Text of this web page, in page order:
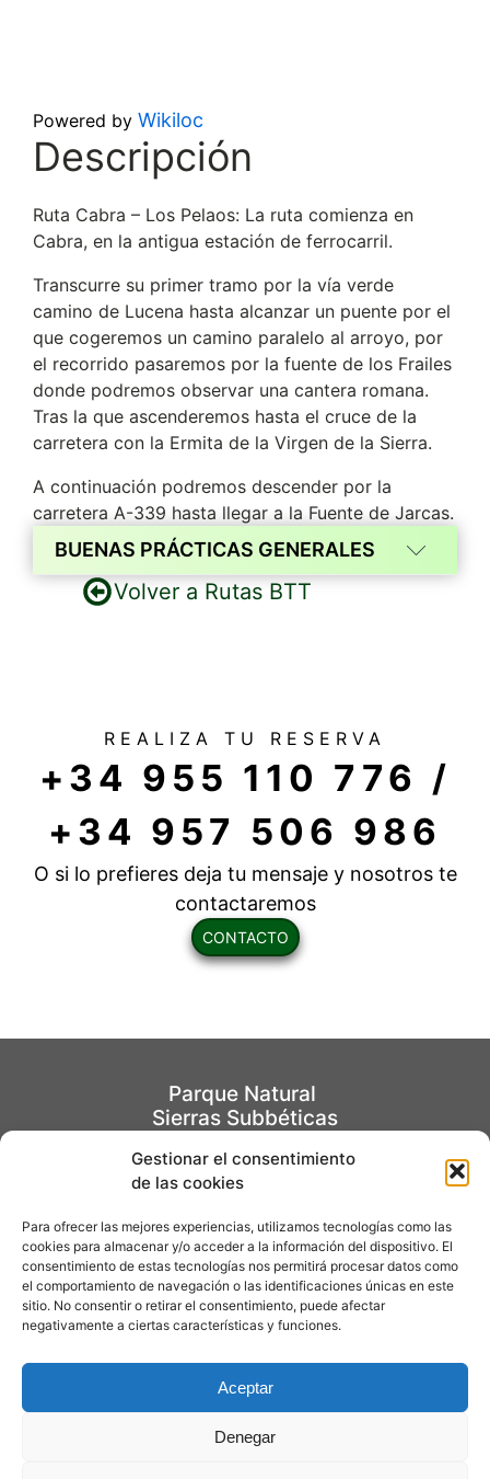
Gestionar el consentimiento
de las cookies
Para ofrecer las mejores experiencias, utilizamos tecnologías como las
cookies para almacenar y/o acceder a la información del dispositivo. El
consentimiento de estas tecnologías nos permitirá procesar datos como
el comportamiento de navegación o las identificaciones únicas en este
sitio. No consentir o retirar el consentimiento, puede afectar
negativamente a ciertas características y funciones.
Aceptar
Denegar
Powered by Wikiloc
Descripción
Ruta Cabra – Los Pelaos: La ruta comienza en
Cabra, en la antigua estación de ferrocarril.
Transcurre su primer tramo por la vía verde
camino de Lucena hasta alcanzar un puente por el
que cogeremos un camino paralelo al arroyo, por
el recorrido pasaremos por la fuente de los Frailes
donde podremos observar una cantera romana.
Tras la que ascenderemos hasta el cruce de la
carretera con la Ermita de la Virgen de la Sierra.
A continuación podremos descender por la
carretera A-339 hasta llegar a la Fuente de Jarcas.
BUENAS PRÁCTICAS GENERALES
Evitemos los incendios. Prohibido arrojar
empresas locales.
Respeta a los vecinos del lugar y otros
visitantes. Respeta los bienes y
propiedades privadas.
Utiliza medios de transportes sostenibles y
haz del transporte público
Evita la contaminación acústica.
Respetemos el silencio durante nuestra
Muéstrate colaborativo y facilita la visita a
En tu partida, mantén el entorno como lo
encontraste al llegar. Disfruta de manera
responsable y conviértete en un verdadero
ecoturista.
privadas a lo largo del recorrido.
Recuerda consultar las condiciones
meteorológico antes de organizar tu
actividad.
recorrido y hora de regreso a otras
alguna situación (por ejemplo ante
Volver a Rutas BTT
REALIZA TU RESERVA
+34 955 110 776 /
+34 957 506 986
O si lo prefieres deja tu mensaje y nosotros te
contactaremos
CONTACTO
Parque Natural
Sierras Subbéticas
EL PARQUE
Centro de visitantes
Jardín Micológico "La Trufa"
Aviso Legal
Contacto